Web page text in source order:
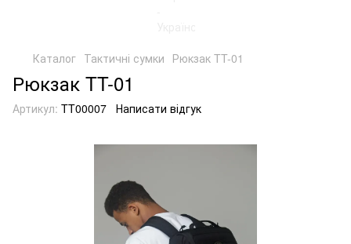
Каталог Тактичні сумки Рюкзак TT-01
Рюкзак TT-01
Артикул: TT00007 Написати відгук